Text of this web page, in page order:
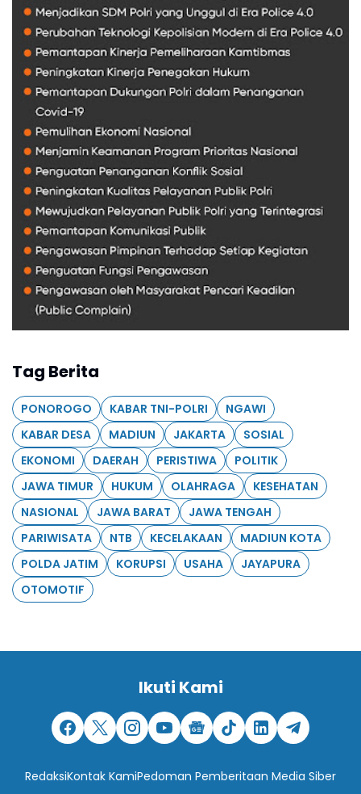
Tag Berita
PONOROGO KABAR TNI-POLRI
NGAWI
KABAR DESA
MADIUN JAKARTA
SOSIAL
EKONOMI
DAERAH PERISTIWA
POLITIK
JAWA TIMUR
HUKUM OLAHRAGA
KESEHATAN
NASIONAL
JAWA BARAT
JAWA TENGAH
PARIWISATA
NTB KECELAKAAN
MADIUN KOTA
POLDA JATIM
KORUPSI USAHA
JAYAPURA
OTOMOTIF
Ikuti Kami
RedaksiKontak KamiPedoman Pemberitaan Media Siber